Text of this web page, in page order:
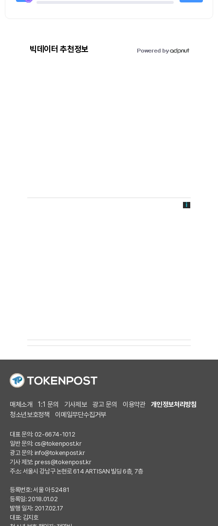
빅데이터 추천정보
매체소개 1:1 문의 기사제보 광고 문의 이용약관
개인정보처리방침
청소년보호정책
이메일무단수집거부
대표 문의: 02-6674-1012
일반 문의: cs@tokenpost.kr
광고 문의: info@tokenpost.kr
기사 제보: press@tokenpost.kr
주소: 서울시 강남구 논현로 614 ARTISAN 빌딩 6층, 7층
등록번호: 서울 아 52481
등록일: 2018.01.02
발행 일자: 2017.02.17
대표: 김지호